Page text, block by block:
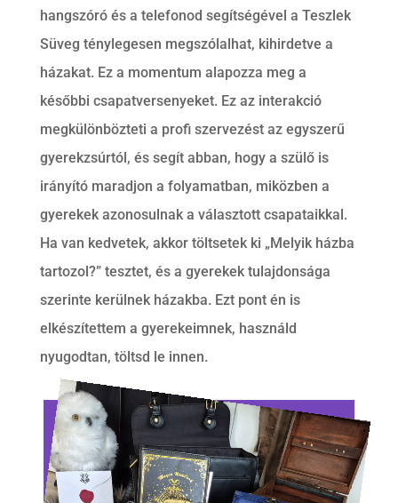
hangszóró és a telefonod segítségével a Teszlek
Süveg ténylegesen megszólalhat, kihirdetve a
házakat. Ez a momentum alapozza meg a
későbbi csapatversenyeket. Ez az interakció
megkülönbözteti a profi szervezést az egyszerű
gyerekzsúrtól, és segít abban, hogy a szülő is
irányító maradjon a folyamatban, miközben a
gyerekek azonosulnak a választott csapataikkal.
Ha van kedvetek, akkor töltsetek ki „Melyik házba
tartozol?” tesztet, és a gyerekek tulajdonsága
szerinte kerülnek házakba. Ezt pont én is
elkészítettem a gyerekeimnek, használd
nyugodtan, töltsd le innen.